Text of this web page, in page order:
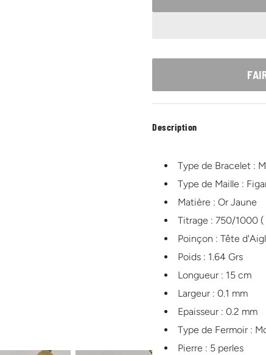
Description
Type de Bracelet :
Type de Maille :
Matière : Or Jaune
Titrage : 750/1000 (
Poinçon : Tête
Poids : 1.64 Grs
Longueur : 15 cm
Largeur : 0.1 mm
Epaisseur : 0.2 mm
Type de Fermoir :
Pierre : 5 perles